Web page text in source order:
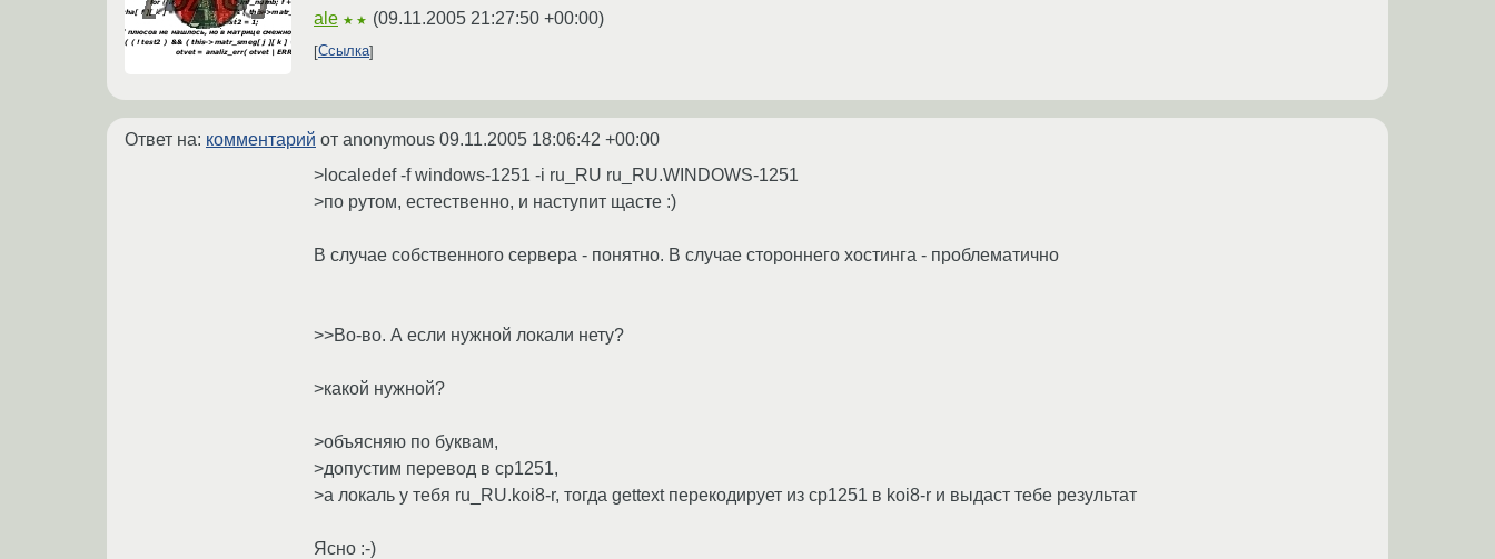
ale ★★ (09.11.2005 21:27:50 +00:00)
Ссылка
Ответ на: комментарий от anonymous 09.11.2005 18:06:42 +00:00
>localedef -f windows-1251 -i ru_RU ru_RU.WINDOWS-1251
>по рутом, естественно, и наступит щасте :)
В случае собственного сервера - понятно. В случае стороннего хостинга - проблематично
>>Во-во. А если нужной локали нету?
>какой нужной?
>объясняю по буквам,
>допустим перевод в cp1251,
>а локаль у тебя ru_RU.koi8-r, тогда gettext перекодирует из cp1251 в koi8-r и выдаст тебе результат
Ясно :-)